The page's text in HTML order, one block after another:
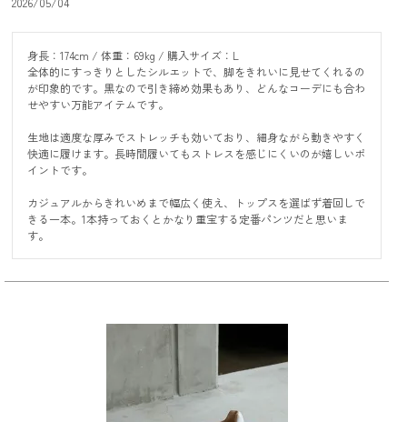
身長：174cm / 体重：69kg / 購入サイズ：L
全体的にすっきりとしたシルエットで、脚をきれいに見せてくれるの
が印象的です。黒なので引き締め効果もあり、どんなコーデにも合わ
せやすい万能アイテムです。
生地は適度な厚みでストレッチも効いており、細身ながら動きやすく
快適に履けます。長時間履いてもストレスを感じにくいのが嬉しいポ
イントです。
カジュアルからきれいめまで幅広く使え、トップスを選ばず着回しで
きる一本。1本持っておくとかなり重宝する定番パンツだと思いま
す。